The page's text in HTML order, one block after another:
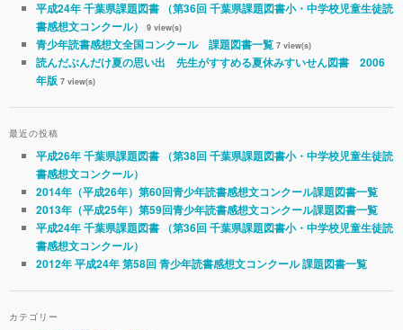
平成24年 千葉県課題図書 （第36回 千葉県課題図書小・中学校児童生徒読
書感想文コンクール）
9 view(s)
青少年読書感想文全国コンクール 課題図書一覧 7 view(s)
読んだぶんだけ夏の思い出 先生がすすめる夏休みすいせん図書 2006
年版 7 view(s)
最近の投稿
平成26年 千葉県課題図書 （第38回 千葉県課題図書小・中学校児童生徒読
書感想文コンクール）
2014年（平成26年）第60回青少年読書感想文コンクール課題図書一覧
2013年（平成25年）第59回青少年読書感想文コンクール課題図書一覧
平成24年 千葉県課題図書 （第36回 千葉県課題図書小・中学校児童生徒読
書感想文コンクール）
2012年 平成24年 第58回 青少年読書感想文コンクール 課題図書一覧
カテゴリー